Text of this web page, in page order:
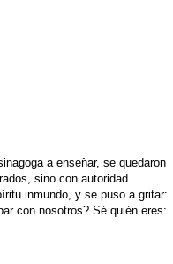
a enseñar, se quedaron
sino con autoridad.
inmundo, y se puso a gritar:
con nosotros? Sé quién eres: